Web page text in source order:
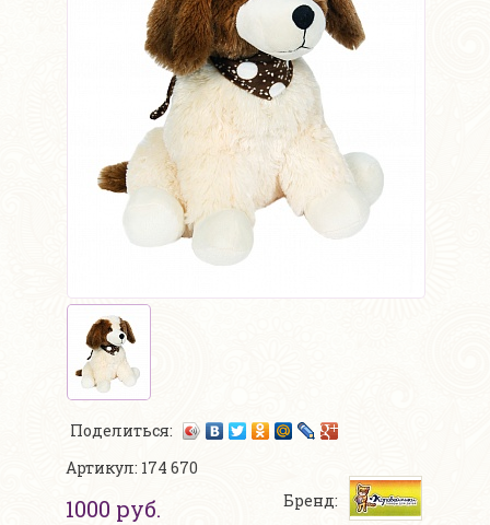
Поделиться:
Артикул: 174 670
1000 руб. Бренд: